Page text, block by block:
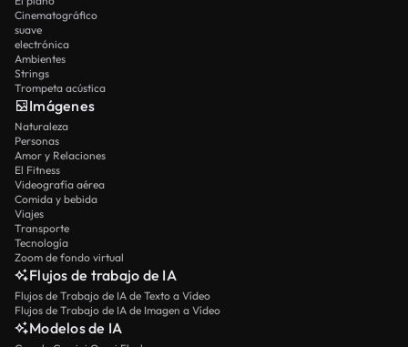
Cinematográfico
suave
electrónica
Ambientes
Strings
Trompeta acústica
Imágenes
Naturaleza
Personas
Amor y Relaciones
El Fitness
Videografía aérea
Comida y bebida
Viajes
Transporte
Tecnología
Zoom de fondo virtual
Flujos de trabajo de IA
Flujos de Trabajo de IA de Texto a Vídeo
Flujos de Trabajo de IA de Imagen a Vídeo
Modelos de IA